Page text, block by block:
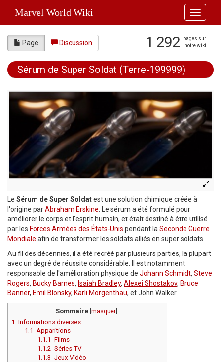
Toggle
Marvel World Wiki
Page Discussion 1 292
pages sur
notre wiki
Sérum de Super Soldat (Terre-199999)
Le Sérum de Super Soldatest une solution chimique créée à
l'origine parAbraham Erskine. Le sérum a été formulé pour
améliorer le corps et l'esprit humain, et était destiné à être utilisé
par les Forces Armées des États-Unis pendant laSeconde Guerre
Mondiale afin de transformer les soldats alliés en super soldats.
Au fil des décennies, il a été recréé par plusieurs parties, la plupart
avec un degré de réussite considérable. Il est notamment
responsable de l'amélioration physique de Johann Schmidt, Steve
Rogers, Bucky Barnes, Isaiah Bradley, Alexei Shostakov, Bruce
Banner, Emil Blonsky, Karli Morgenthau, et John Walker.
Sommaire masquer
1 Informations diverses
1.1 Apparitions
1.1.1
Films
1.1.2 Séries TV
1.1.3 Jeux Vidéo